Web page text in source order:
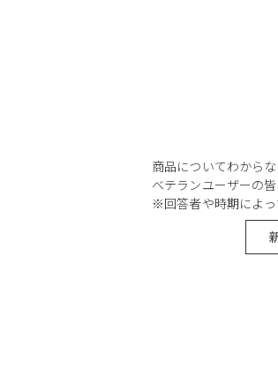
商品についてわから
ベテランユーザーの皆
※回答者や時期によっ